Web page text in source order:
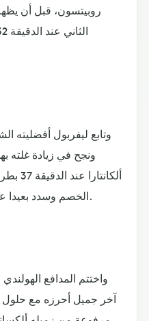
روبيتسون، قبل أن
وتابع ليفربول أفضليته
ونجح في زيادة غلته
الخصم وسدد بعيدا عن متناول الحارس في الشباك.
واختتم المدافع